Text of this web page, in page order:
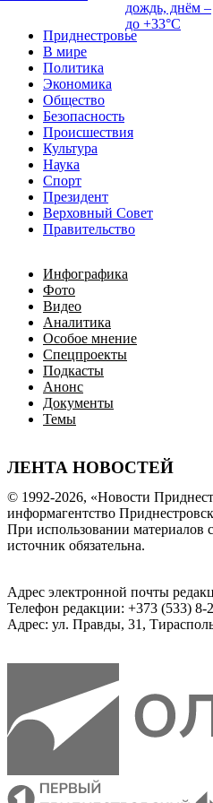
Приднестровье
В мире
Политика
Экономика
Общество
Безопасность
Происшествия
Культура
Наука
Спорт
Президент
Верховный Совет
Правительство
Инфографика
Фото
Видео
Аналитика
Особое мнение
Спецпроекты
Подкасты
Анонс
Документы
Темы
ЛЕНТА НОВОСТЕЙ
дождь, днём –
до +33°С
© 1992-2026, «Новости
информагентство
При использовании материалов
источник обязательна.
Адрес электронной почты
Телефон редакции: +373 (533) 8-
Адрес: ул. Правды, 31,